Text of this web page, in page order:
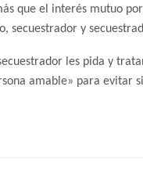
que el interés mutuo
secuestrador y
les pida y
amable» para evitar